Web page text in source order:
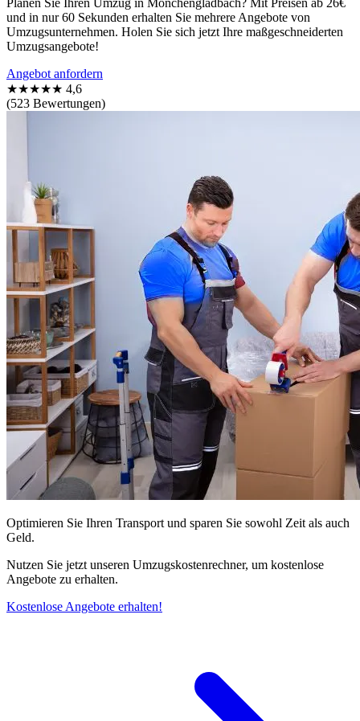
und in nur 60 Sekunden erhalten Sie mehrere Angebote von
Umzugsunternehmen. Holen Sie sich jetzt Ihre maßgeschneiderten
Umzugsangebote!
Angebot anfordern
★★★★★ 4,6
(523 Bewertungen)
Optimieren Sie Ihren Transport und sparen Sie sowohl Zeit als auch
Geld.
Nutzen Sie jetzt unseren Umzugskostenrechner, um kostenlose
Angebote zu erhalten.
Kostenlose Angebote erhalten!